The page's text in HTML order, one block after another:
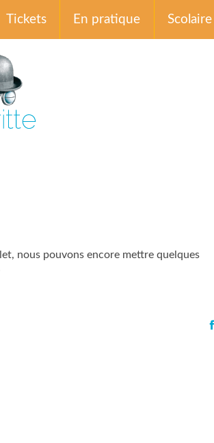
Tickets En pratique Scolaire
nous pouvons encore mettre quelques